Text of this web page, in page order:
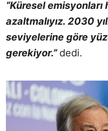
“Küresel emisyonları
azaltmalıyız. 2030
seviyelerine göre
gerekiyor.” dedi.